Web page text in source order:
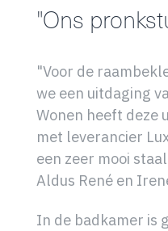
"Ons
"Voor de
we een uitdaging
Wonen heeft deze
met leverancier
een zeer mooi
Aldus René en
In de badkamer is